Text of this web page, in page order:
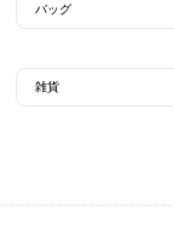
バッグ
雑貨